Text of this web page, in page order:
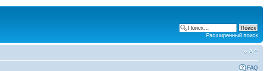
Расширенный поиск
FAQ